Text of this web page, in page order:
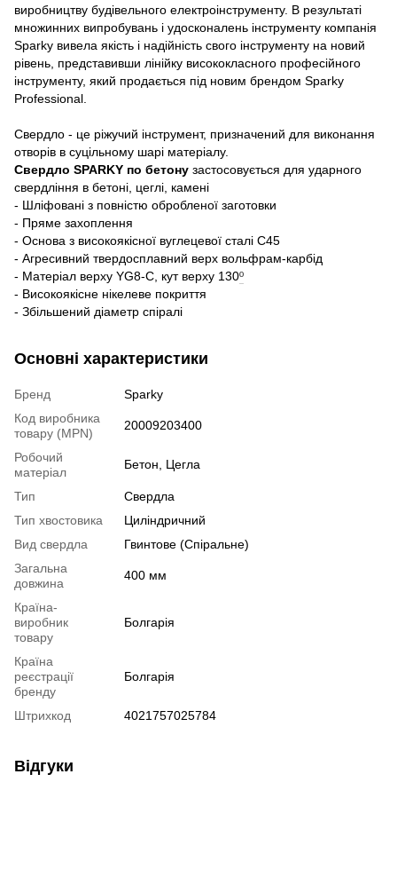
виробництву будівельного електроінструменту. В результаті
множинних випробувань і удосконалень інструменту компанія
Sparky вивела якість і надійність свого інструменту на новий
рівень, представивши лінійку висококласного професійного
інструменту, який продається під новим брендом Sparky
Professional.
Свердло - це ріжучий інструмент, призначений для виконання
отворів в суцільному шарі матеріалу.
Свердло SPARKY по бетону застосовується для ударного
свердління в бетоні, цеглі, камені
- Шліфовані з повністю обробленої заготовки
- Пряме захоплення
- Основа з високоякісної вуглецевої сталі C45
- Агресивний твердосплавний верх вольфрам-карбід
- Матеріал верху YG8-C, кут верху 130º
- Високоякісне нікелеве покриття
- Збільшений діаметр спіралі
Основні характеристики
Бренд
Sparky
Код виробника
товару (MPN)
20009203400
Робочий
матеріал
Бетон, Цегла
Тип
Свердла
Тип хвостовика
Циліндричний
Вид свердла
Гвинтове (Спіральне)
Загальна
довжина
400 мм
Країна-
виробник
товару
Болгарія
Країна
реєстрації
бренду
Болгарія
Штрихкод 4021757025784
Відгуки